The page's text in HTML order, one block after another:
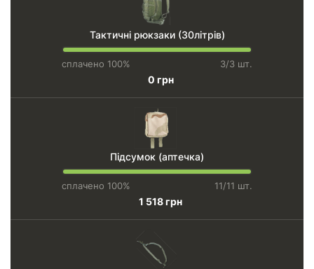
Тактичні рюкзаки (30літрів)
сплачено 100% 3/3 шт.
0 грн
Підсумок (аптечка)
сплачено 100% 11/11 шт.
1 518 грн